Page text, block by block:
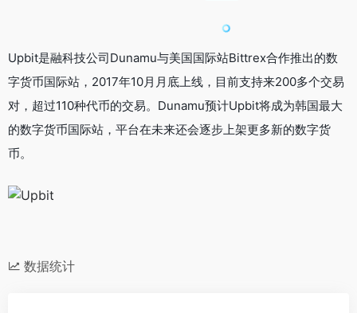
Upbit是融科技公司Dunamu与美国国际站Bittrex合作推出的数
字货币国际站，2017年10月月底上线，目前支持来200多个交易
对，超过110种代币的交易。Dunamu预计Upbit将成为韩国最大
的数字货币国际站，平台在未来还会逐步上架更多新的数字货
币。
数据统计